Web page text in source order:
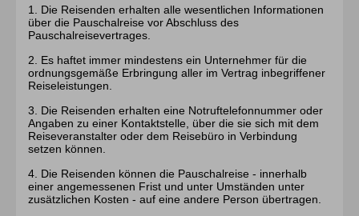
1. Die Reisenden erhalten alle wesentlichen Informationen
über die Pauschalreise vor Abschluss des
Pauschalreisevertrages.
2. Es haftet immer mindestens ein Unternehmer für die
ordnungsgemäße Erbringung aller im Vertrag inbegriffener
Reiseleistungen.
3. Die Reisenden erhalten eine Notruftelefonnummer oder
Angaben zu einer Kontaktstelle, über die sie sich mit dem
Reiseveranstalter oder dem Reisebüro in Verbindung
setzen können.
4. Die Reisenden können die Pauschalreise - innerhalb
einer angemessenen Frist und unter Umständen unter
zusätzlichen Kosten - auf eine andere Person übertragen.